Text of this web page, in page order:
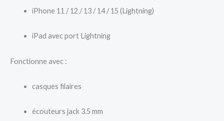
iPhone 11 / 12 / 13 / 14 / 15 (Lightning)
iPad avec port Lightning
Fonctionne avec :
casques filaires
écouteurs jack 3.5 mm